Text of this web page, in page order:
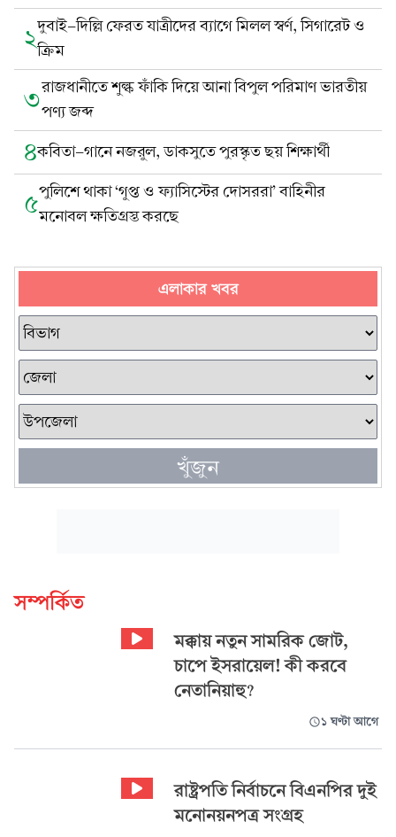
২দুবাই-দিল্লি ফেরত যাত্রীদের ব্যাগে মিলল স্বর্ণ, সিগারেট ও
ক্রিম
৩রাজধানীতে শুল্ক ফাঁকি দিয়ে আনা বিপুল পরিমাণ ভারতীয়
পণ্য জব্দ
৪কবিতা-গানে নজরুল, ডাকসুতে পুরস্কৃত ছয় শিক্ষার্থী
৫পুলিশে থাকা ‘গুপ্ত ও ফ্যাসিস্টের দোসররা’ বাহিনীর
মনোবল ক্ষতিগ্রস্ত করছে
এলাকার খবর
খুঁজুন
সম্পর্কিত
মক্কায় নতুন সামরিক জোট,
চাপে ইসরায়েল! কী করবে
নেতানিয়াহু?
১ ঘণ্টা আগে
রাষ্ট্রপতি নির্বাচনে বিএনপির দুই
মনোনয়নপত্র সংগ্রহ